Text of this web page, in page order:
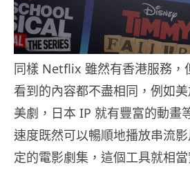
同樣 Netflix 雖然有香港服務，
看到的內容都不盡相同，例如
美劇，日本 IP 就有豐富的動畫
速度既然可以暢順地播放串流
定的電影劇集，這個工具就相當